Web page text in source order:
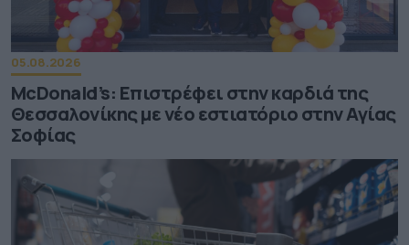
05.08.2026
McDonald’s: Επιστρέφει στην καρδιά της
Θεσσαλονίκης με νέο εστιατόριο στην Αγίας
Σοφίας